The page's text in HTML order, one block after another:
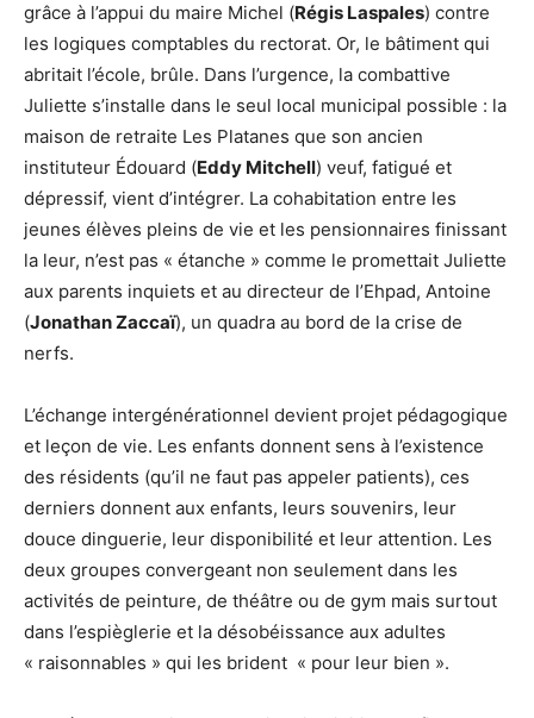
grâce à l’appui du maire Michel (Régis Laspales) contre
les logiques comptables du rectorat. Or, le bâtiment qui
abritait l’école, brûle. Dans l’urgence, la combattive
Juliette s’installe dans le seul local municipal possible : la
maison de retraite Les Platanes que son ancien
instituteur Édouard (Eddy Mitchell) veuf, fatigué et
dépressif, vient d’intégrer. La cohabitation entre les
jeunes élèves pleins de vie et les pensionnaires finissant
la leur, n’est pas « étanche » comme le promettait Juliette
aux parents inquiets et au directeur de l’Ehpad, Antoine
(Jonathan Zaccaï), un quadra au bord de la crise de
nerfs.
L’échange intergénérationnel devient projet pédagogique
et leçon de vie. Les enfants donnent sens à l’existence
des résidents (qu’il ne faut pas appeler patients), ces
derniers donnent aux enfants, leurs souvenirs, leur
douce dinguerie, leur disponibilité et leur attention. Les
deux groupes convergeant non seulement dans les
activités de peinture, de théâtre ou de gym mais surtout
dans l’espièglerie et la désobéissance aux adultes
« raisonnables » qui les brident « pour leur bien ».